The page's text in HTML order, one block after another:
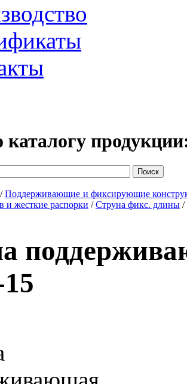
каталогу
/Поддерживающие и фиксирующие
и жесткие распорки /Струна фикс. длины /